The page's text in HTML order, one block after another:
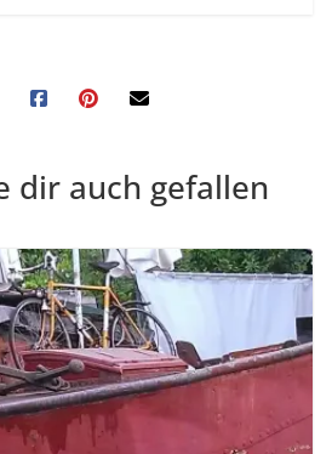
dir auch gefallen